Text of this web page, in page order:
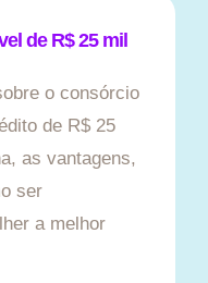
de R$ 25 mil
o consórcio
de R$ 25
as vantagens,
ser
a melhor